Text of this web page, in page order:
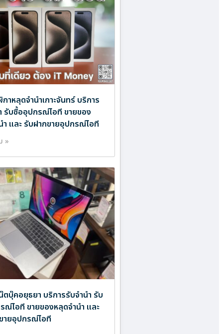
าหลุดจำนำเกาะจันทร์ บริการ
รับซื้ออุปกรณ์ไอที ขายของ
ำ และ รับฝากขายอุปกรณ์ไอที
»
ตบุ๊คอยุธยา บริการรับจำนำ รับ
ณ์ไอที ขายของหลุดจำนำ และ
ายอุปกรณ์ไอที